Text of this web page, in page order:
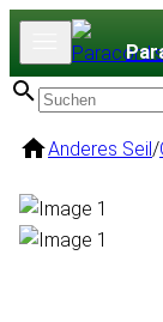
Anderes Seil/